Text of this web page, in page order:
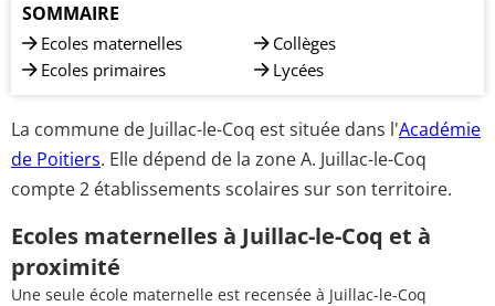
SOMMAIRE
Ecoles maternelles
Ecoles primaires
Collèges
Lycées
La commune de Juillac-le-Coq est située dans l'Académie
de Poitiers. Elle dépend de la zone A. Juillac-le-Coq
compte 2 établissements scolaires sur son territoire.
Ecoles maternelles à Juillac-le-Coq et à
proximité
Une seule école maternelle est recensée à Juillac-le-Coq